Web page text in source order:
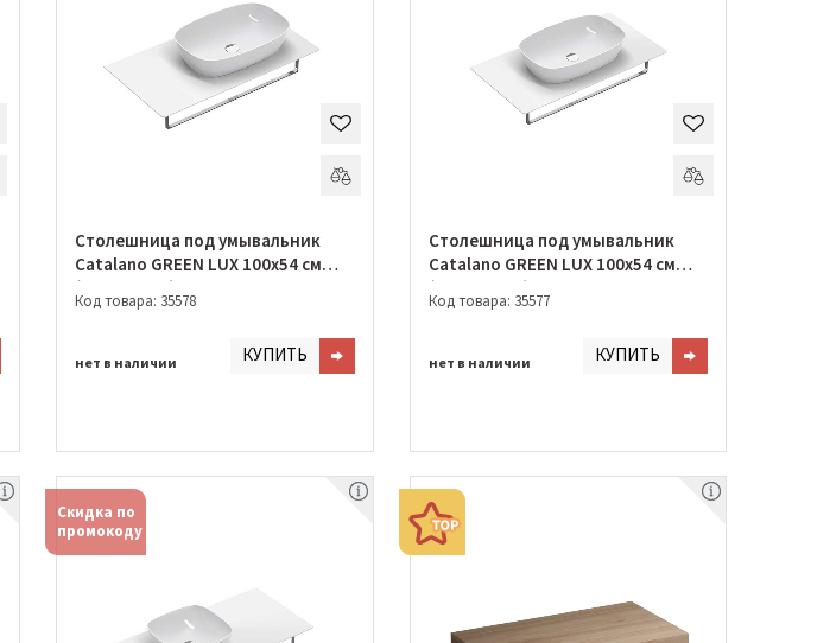
Столешница под умывальник
Catalano GREEN LUX 100х54 см
(1PC10C500)
Код товара: 35578
нет в наличии КУПИТЬ
Столешница под умывальник
Catalano GREEN LUX 100х54 см
(1PC10C400)
Код товара: 35577
нет в наличии КУПИТЬ
Скидка по
промокоду